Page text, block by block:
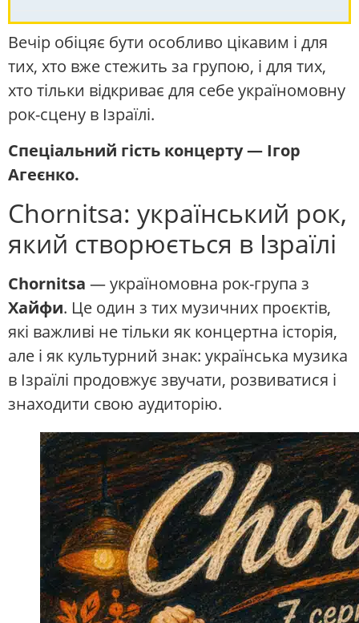
Вечір обіцяє бути особливо цікавим і для
тих, хто вже стежить за групою, і для тих,
хто тільки відкриває для себе україномовну
рок-сцену в Ізраїлі.
Спеціальний гість концерту — Ігор
Агеєнко.
Chornitsa: український рок,
який створюється в Ізраїлі
Chornitsa — україномовна рок-група з
Хайфи. Це один з тих музичних проєктів,
які важливі не тільки як концертна історія,
але і як культурний знак: українська музика
в Ізраїлі продовжує звучати, розвиватися і
знаходити свою аудиторію.